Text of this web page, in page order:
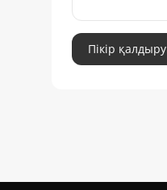
Пікір қалдыру